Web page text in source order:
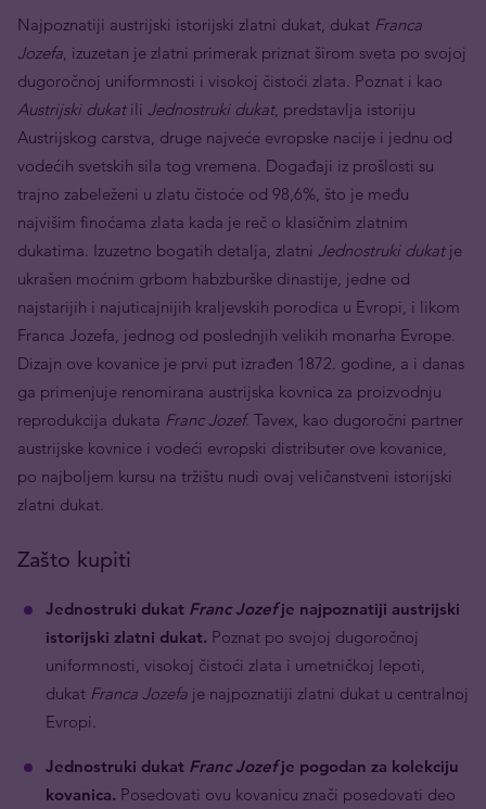
Najpoznatiji austrijski istorijski zlatni dukat, dukat Franca
Jozefa , izuzetan je zlatni primerak priznat širom sveta po svojoj
dugoročnoj uniformnosti i visokoj čistoći zlata. Poznat i kao
Austrijski dukatili Jednostruki dukat, predstavlja istoriju
Austrijskog carstva, druge najveće evropske nacije i jednu od
vodećih svetskih sila tog vremena. Događaji iz prošlosti su
trajno zabeleženi u zlatu čistoće od 98,6%, što je među
najvišim finoćama zlata kada je reč o klasičnim zlatnim
dukatima. Izuzetno bogatih detalja, zlatni Jednostruki dukatje
ukrašen moćnim grbom habzburške dinastije, jedne od
najstarijih i najuticajnijih kraljevskih porodica u Evropi, i likom
Franca Jozefa, jednog od poslednjih velikih monarha Evrope.
Dizajn ove kovanice je prvi put izrađen 1872. godine, a i danas
ga primenjuje renomirana austrijska kovnica za proizvodnju
reprodukcija dukata Franc Jozef. Tavex, kao dugoročni partner
austrijske kovnice i vodeći evropski distributer ove kovanice,
po najboljem kursu na tržištu nudi ovaj veličanstveni istorijski
zlatni dukat.
Zašto kupiti
Jednostruki dukat Franc Jozefje najpoznatiji austrijski
istorijski zlatni dukat. Poznat po svojoj dugoročnoj
uniformnosti, visokoj čistoći zlata i umetničkoj lepoti,
dukat Franca Jozefa je najpoznatiji zlatni dukat u centralnoj
Evropi.
Jednostruki dukat Franc Jozefje pogodan za kolekciju
kovanica. Posedovati ovu kovanicu znači posedovati deo